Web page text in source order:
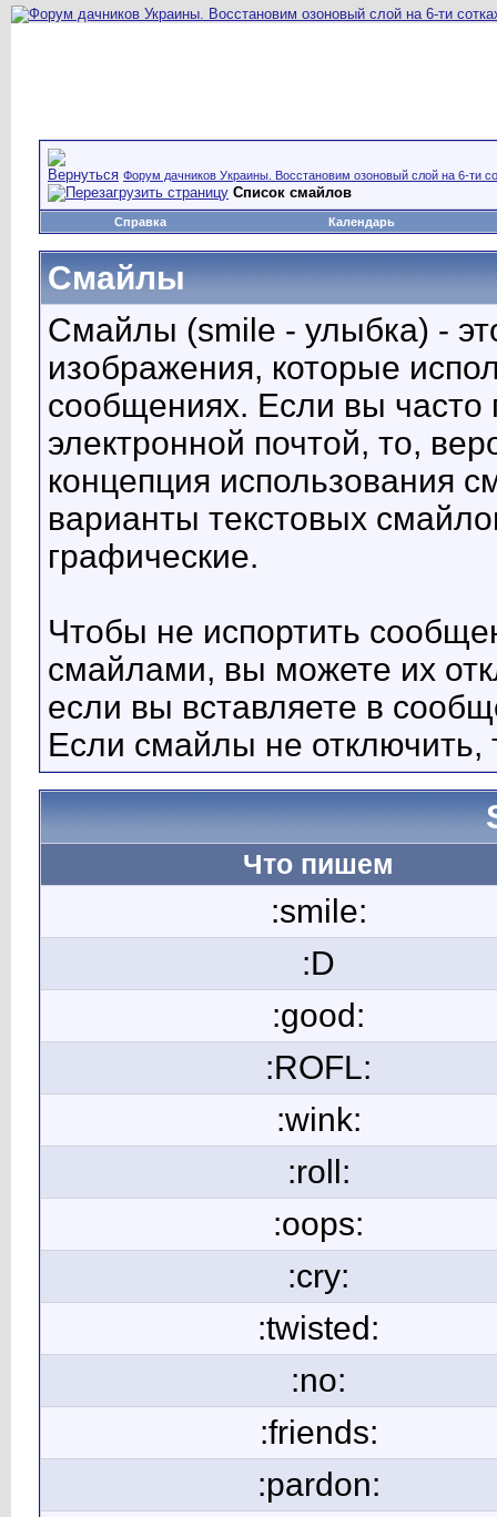
Форум дачников Украины. Восстановим озоновый слой на 6-ти
Список смайлов
Справка Календарь
Смайлы
Смайлы (smile - улыбка) -
изображения, которые
сообщениях. Если вы часто
электронной почтой, то,
концепция использования
варианты текстовых
графические.
Чтобы не испортить
смайлами, вы можете их
если вы вставляете в
Если смайлы не отключить,
Что пишем
:smile:
:D
:good:
:ROFL:
:wink:
:roll:
:oops:
:cry:
:twisted:
:no:
:friends:
:pardon: